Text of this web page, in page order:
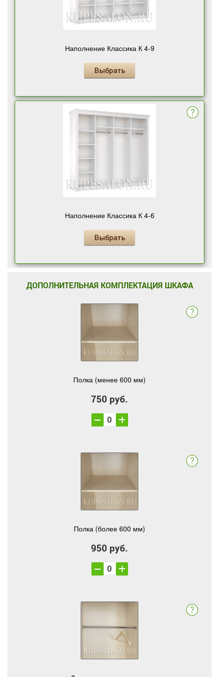
Наполнение Классика К 4-9
Выбрать
Наполнение Классика К 4-6
Выбрать
ДОПОЛНИТЕЛЬНАЯ КОМПЛЕКТАЦИЯ ШКАФА
Полка (менее 600 мм)
750 руб.
Полка (более 600 мм)
950 руб.